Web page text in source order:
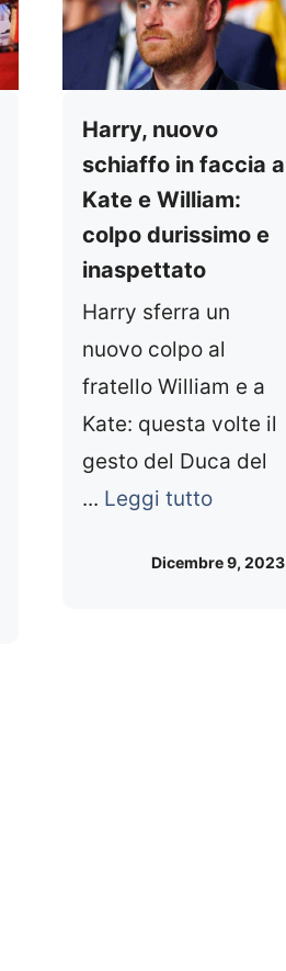
Harry, nuovo
schiaffo in faccia a
Kate e William:
colpo durissimo e
inaspettato
Harry sferra un
nuovo colpo al
fratello William e a
Kate: questa volte il
gesto del Duca del
... Leggi tutto
Dicembre 9, 2023